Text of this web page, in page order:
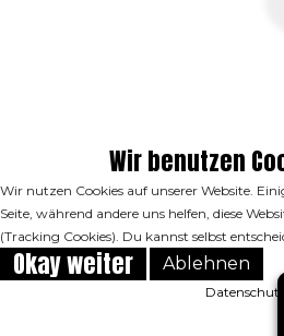
Wir benutzen
Wir nutzen Cookies auf unserer Website.
Seite, während andere uns helfen, diese
(Tracking Cookies). Du kannst selbst
Okay weiter Ablehnen
Datenschutz